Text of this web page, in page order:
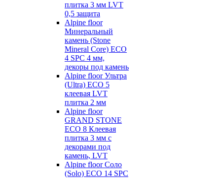
плитка 3 мм LVT
0,5 защита
Alpine floor
Минеральный
камень (Stone
Mineral Core) ECO
4 SPC 4 мм,
декоры под камень
Alpine floor Ультра
(Ultra) ECO 5
клеевая LVT
плитка 2 мм
Alpine floor
GRAND STONE
ECO 8 Клеевая
плитка 3 мм с
декорами под
камень, LVT
Alpine floor Соло
(Solo) ECO 14 SPC